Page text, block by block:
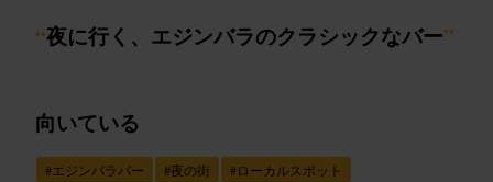
“夜に行く、エジンバラのクラシックなバー”
向いている
#エジンバラバー #夜の街 #ローカルスポット